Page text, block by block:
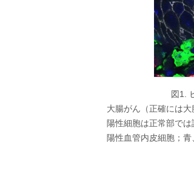
図1.
大腸がん（正確には
陽性細胞は正常部で
陽性血管内皮細胞；青